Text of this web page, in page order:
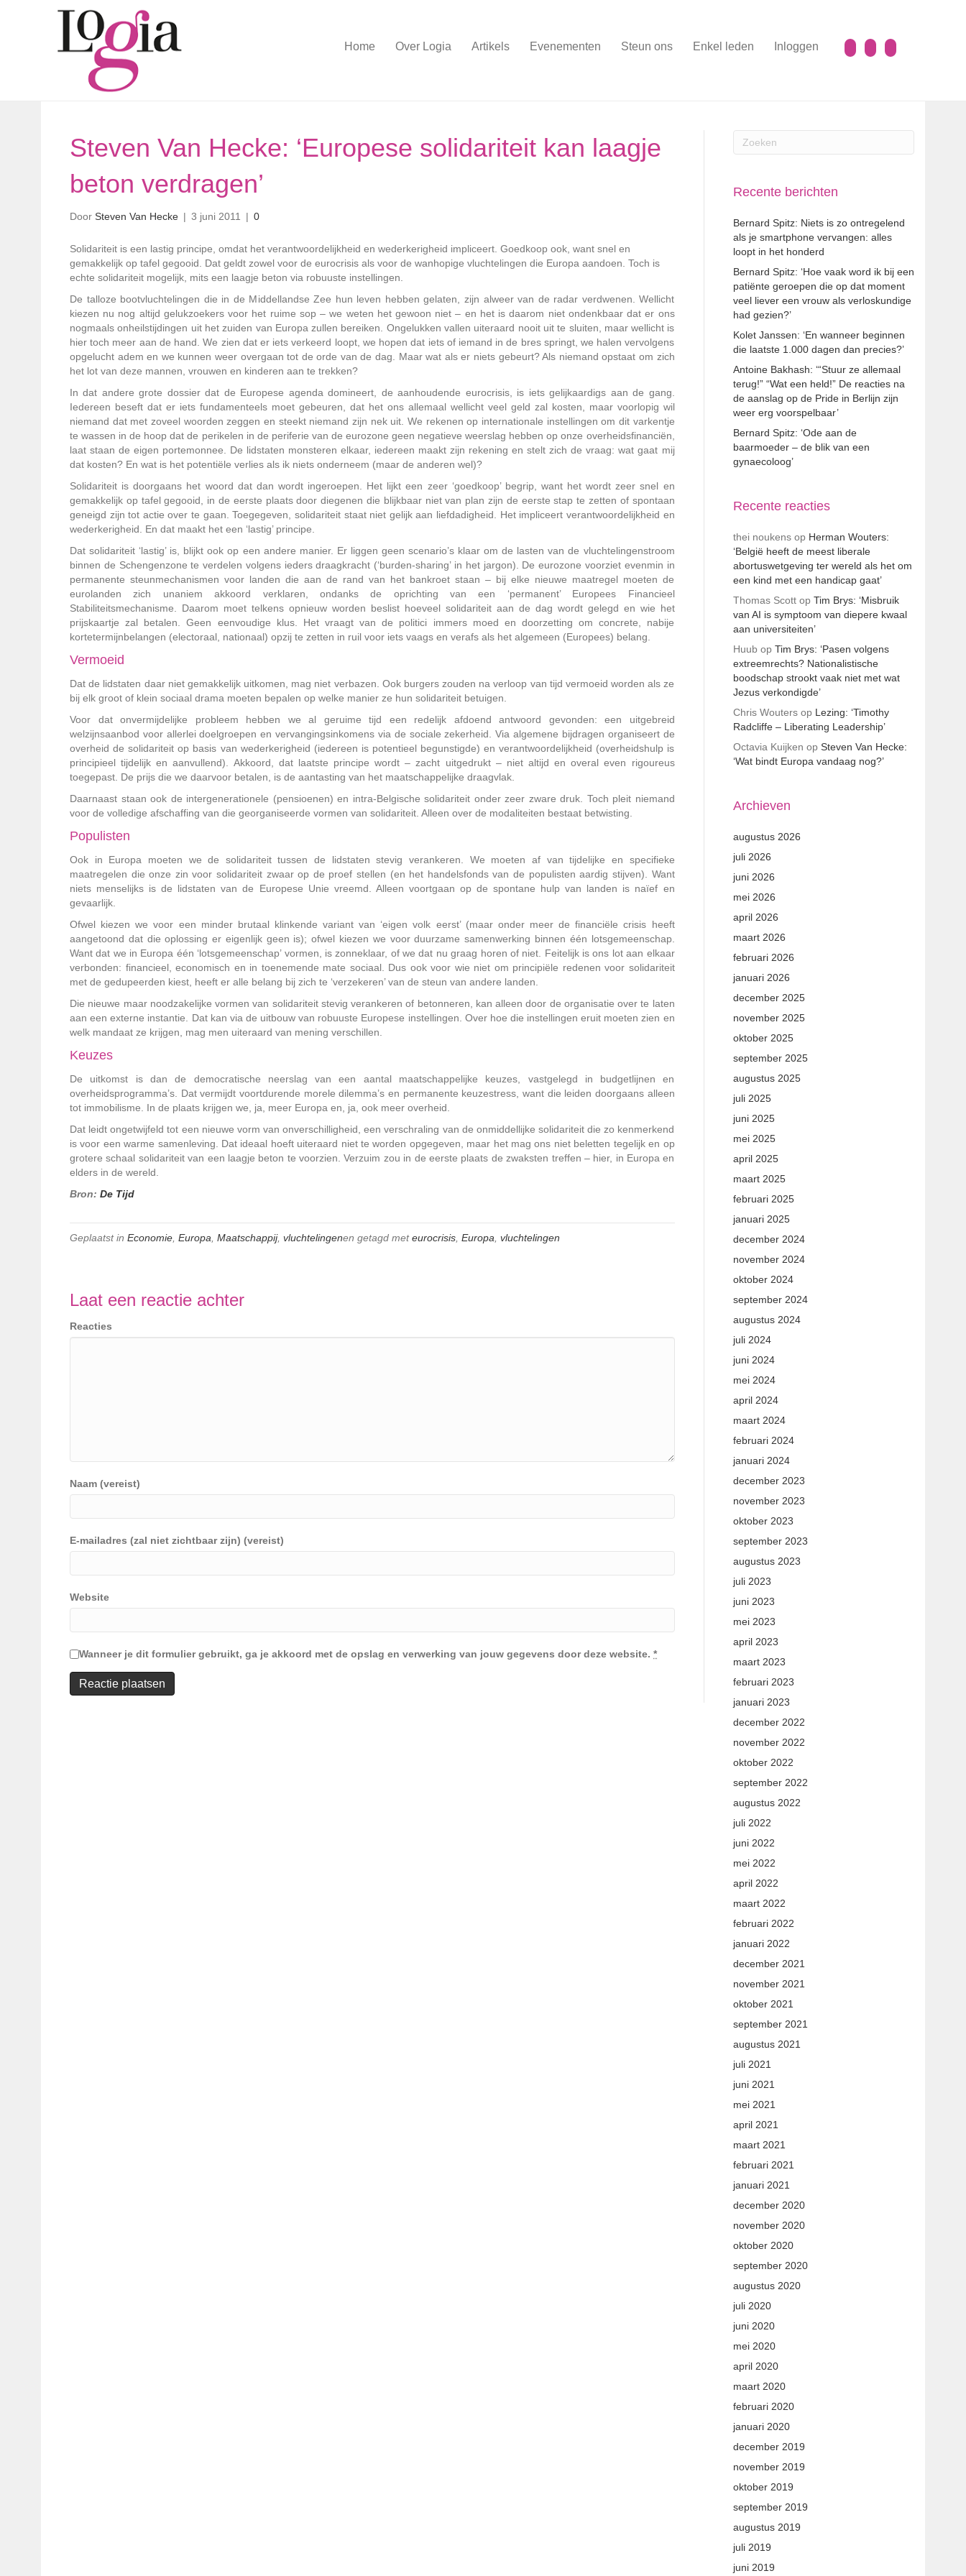
Home Over Logia Artikels Evenementen Steun ons Enkel leden Inloggen
Steven Van Hecke: ‘Europese solidariteit kan laagje
beton verdragen’
Door Steven Van Hecke | 3 juni 2011 | 0
Solidariteit is een lastig principe, omdat het verantwoordelijkheid en wederkerigheid impliceert. Goedkoop ook, want snel en
gemakkelijk op tafel gegooid. Dat geldt zowel voor de eurocrisis als voor de wanhopige vluchtelingen die Europa aandoen. Toch is
echte solidariteit mogelijk, mits een laagje beton via robuuste instellingen.
De talloze bootvluchtelingen die in de Middellandse Zee hun leven hebben gelaten, zijn alweer van de radar verdwenen. Wellicht
kiezen nu nog altijd gelukzoekers voor het ruime sop – we weten het gewoon niet – en het is daarom niet ondenkbaar dat er ons
nogmaals onheilstijdingen uit het zuiden van Europa zullen bereiken. Ongelukken vallen uiteraard nooit uit te sluiten, maar wellicht is
hier toch meer aan de hand. We zien dat er iets verkeerd loopt, we hopen dat iets of iemand in de bres springt, we halen vervolgens
opgelucht adem en we kunnen weer overgaan tot de orde van de dag. Maar wat als er niets gebeurt? Als niemand opstaat om zich
het lot van deze mannen, vrouwen en kinderen aan te trekken?
In dat andere grote dossier dat de Europese agenda domineert, de aanhoudende eurocrisis, is iets gelijkaardigs aan de gang.
Iedereen beseft dat er iets fundamenteels moet gebeuren, dat het ons allemaal wellicht veel geld zal kosten, maar voorlopig wil
niemand dat met zoveel woorden zeggen en steekt niemand zijn nek uit. We rekenen op internationale instellingen om dit varkentje
te wassen in de hoop dat de perikelen in de periferie van de eurozone geen negatieve weerslag hebben op onze overheidsfinanciën,
laat staan de eigen portemonnee. De lidstaten monsteren elkaar, iedereen maakt zijn rekening en stelt zich de vraag: wat gaat mij
dat kosten? En wat is het potentiële verlies als ik niets onderneem (maar de anderen wel)?
Solidariteit is doorgaans het woord dat dan wordt ingeroepen. Het lijkt een zeer ‘goedkoop’ begrip, want het wordt zeer snel en
gemakkelijk op tafel gegooid, in de eerste plaats door diegenen die blijkbaar niet van plan zijn de eerste stap te zetten of spontaan
geneigd zijn tot actie over te gaan. Toegegeven, solidariteit staat niet gelijk aan liefdadigheid. Het impliceert verantwoordelijkheid en
wederkerigheid. En dat maakt het een ‘lastig’ principe.
Dat solidariteit ‘lastig’ is, blijkt ook op een andere manier. Er liggen geen scenario’s klaar om de lasten van de vluchtelingenstroom
binnen de Schengenzone te verdelen volgens ieders draagkracht (‘burden-sharing’ in het jargon). De eurozone voorziet evenmin in
permanente steunmechanismen voor landen die aan de rand van het bankroet staan – bij elke nieuwe maatregel moeten de
eurolanden zich unaniem akkoord verklaren, ondanks de oprichting van een ‘permanent’ Europees Financieel
Stabiliteitsmechanisme. Daarom moet telkens opnieuw worden beslist hoeveel solidariteit aan de dag wordt gelegd en wie het
prijskaartje zal betalen. Geen eenvoudige klus. Het vraagt van de politici immers moed en doorzetting om concrete, nabije
kortetermijnbelangen (electoraal, nationaal) opzij te zetten in ruil voor iets vaags en verafs als het algemeen (Europees) belang.
Vermoeid
Dat de lidstaten daar niet gemakkelijk uitkomen, mag niet verbazen. Ook burgers zouden na verloop van tijd vermoeid worden als ze
bij elk groot of klein sociaal drama moeten bepalen op welke manier ze hun solidariteit betuigen.
Voor dat onvermijdelijke probleem hebben we al geruime tijd een redelijk afdoend antwoord gevonden: een uitgebreid
welzijnsaanbod voor allerlei doelgroepen en vervangingsinkomens via de sociale zekerheid. Via algemene bijdragen organiseert de
overheid de solidariteit op basis van wederkerigheid (iedereen is potentieel begunstigde) en verantwoordelijkheid (overheidshulp is
principieel tijdelijk en aanvullend). Akkoord, dat laatste principe wordt – zacht uitgedrukt – niet altijd en overal even rigoureus
toegepast. De prijs die we daarvoor betalen, is de aantasting van het maatschappelijke draagvlak.
Daarnaast staan ook de intergenerationele (pensioenen) en intra-Belgische solidariteit onder zeer zware druk. Toch pleit niemand
voor de volledige afschaffing van die georganiseerde vormen van solidariteit. Alleen over de modaliteiten bestaat betwisting.
Populisten
Ook in Europa moeten we de solidariteit tussen de lidstaten stevig verankeren. We moeten af van tijdelijke en specifieke
maatregelen die onze zin voor solidariteit zwaar op de proef stellen (en het handelsfonds van de populisten aardig stijven). Want
niets menselijks is de lidstaten van de Europese Unie vreemd. Alleen voortgaan op de spontane hulp van landen is naïef en
gevaarlijk.
Ofwel kiezen we voor een minder brutaal klinkende variant van ‘eigen volk eerst’ (maar onder meer de financiële crisis heeft
aangetoond dat die oplossing er eigenlijk geen is); ofwel kiezen we voor duurzame samenwerking binnen één lotsgemeenschap.
Want dat we in Europa één ‘lotsgemeenschap’ vormen, is zonneklaar, of we dat nu graag horen of niet. Feitelijk is ons lot aan elkaar
verbonden: financieel, economisch en in toenemende mate sociaal. Dus ook voor wie niet om principiële redenen voor solidariteit
met de gedupeerden kiest, heeft er alle belang bij zich te ‘verzekeren’ van de steun van andere landen.
Die nieuwe maar noodzakelijke vormen van solidariteit stevig verankeren of betonneren, kan alleen door de organisatie over te laten
aan een externe instantie. Dat kan via de uitbouw van robuuste Europese instellingen. Over hoe die instellingen eruit moeten zien en
welk mandaat ze krijgen, mag men uiteraard van mening verschillen.
Keuzes
De uitkomst is dan de democratische neerslag van een aantal maatschappelijke keuzes, vastgelegd in budgetlijnen en
overheidsprogramma’s. Dat vermijdt voortdurende morele dilemma’s en permanente keuzestress, want die leiden doorgaans alleen
tot immobilisme. In de plaats krijgen we, ja, meer Europa en, ja, ook meer overheid.
Dat leidt ongetwijfeld tot een nieuwe vorm van onverschilligheid, een verschraling van de onmiddellijke solidariteit die zo kenmerkend
is voor een warme samenleving. Dat ideaal hoeft uiteraard niet te worden opgegeven, maar het mag ons niet beletten tegelijk en op
grotere schaal solidariteit van een laagje beton te voorzien. Verzuim zou in de eerste plaats de zwaksten treffen – hier, in Europa en
elders in de wereld.
Bron: De Tijd
Geplaatst in Economie Europa Maatschappij, vluchtelingenen getagd meteurocrisis Europa vluchtelingen
Laat een reactie achter
Reacties
Naam (vereist)
E-mailadres (zal niet zichtbaar zijn) (vereist)
Website
Wanneer je dit formulier gebruikt, ga je akkoord met de opslag en verwerking van jouw gegevens door deze website. *
Recente berichten
Bernard Spitz: Niets is zo ontregelend
als je smartphone vervangen: alles
loopt in het honderd
Bernard Spitz: ‘Hoe vaak word ik bij een
patiënte geroepen die op dat moment
veel liever een vrouw als verloskundige
had gezien?’
Kolet Janssen: ‘En wanneer beginnen
die laatste 1.000 dagen dan precies?’
Antoine Bakhash: ‘“Stuur ze allemaal
terug!” “Wat een held!” De reacties na
de aanslag op de Pride in Berlijn zijn
weer erg voorspelbaar’
Bernard Spitz: ‘Ode aan de
baarmoeder – de blik van een
gynaecoloog’
Recente reacties
thei noukensop Herman Wouters:
‘België heeft de meest liberale
abortuswetgeving ter wereld als het om
een kind met een handicap gaat’
Thomas Scottop Tim Brys: ‘Misbruik
van AI is symptoom van diepere kwaal
aan universiteiten’
Huubop Tim Brys: ‘Pasen volgens
extreemrechts? Nationalistische
boodschap strookt vaak niet met wat
Jezus verkondigde’
Chris Woutersop Lezing: ‘Timothy
Radcliffe – Liberating Leadership’
Octavia Kuijken op Steven Van Hecke:
‘Wat bindt Europa vandaag nog?’
Archieven
augustus 2026
juli 2026
juni 2026
mei 2026
april 2026
maart 2026
februari 2026
januari 2026
december 2025
november 2025
oktober 2025
september 2025
augustus 2025
juli 2025
juni 2025
mei 2025
april 2025
maart 2025
februari 2025
januari 2025
december 2024
november 2024
oktober 2024
september 2024
augustus 2024
juli 2024
juni 2024
mei 2024
april 2024
maart 2024
februari 2024
januari 2024
december 2023
november 2023
oktober 2023
september 2023
augustus 2023
juli 2023
juni 2023
mei 2023
april 2023
maart 2023
februari 2023
januari 2023
december 2022
november 2022
oktober 2022
september 2022
augustus 2022
juli 2022
juni 2022
mei 2022
april 2022
maart 2022
februari 2022
januari 2022
december 2021
november 2021
oktober 2021
september 2021
augustus 2021
juli 2021
juni 2021
mei 2021
april 2021
maart 2021
februari 2021
januari 2021
december 2020
november 2020
oktober 2020
september 2020
augustus 2020
juli 2020
juni 2020
mei 2020
april 2020
maart 2020
februari 2020
januari 2020
december 2019
november 2019
oktober 2019
september 2019
augustus 2019
juli 2019
juni 2019